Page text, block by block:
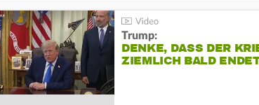
Trump:
DENKE, DASS DER
ZIEMLICH BALD